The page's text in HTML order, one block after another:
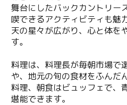
舞台にしたバックカントリー
喫できるアクティビティも魅
天の星々が広がり、心と体を
す。
料理は、料理長が毎朝市場で
や、地元の旬の食材をふんだ
料理、朝食はビュッフェで、
堪能できます。